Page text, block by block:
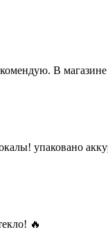
В магазине
упаковано
🔥